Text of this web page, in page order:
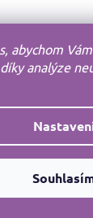
abychom
analýze